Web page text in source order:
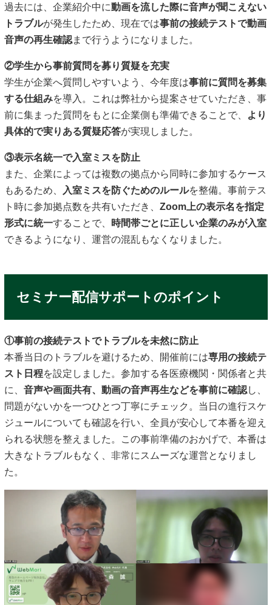
過去には、企業紹介中に動画を流した際に音声が聞こえない
トラブルが発生したため、現在では事前の接続テストで動画
音声の再生確認まで行うようになりました。
②学生から事前質問を募り質疑を充実
学生が企業へ質問しやすいよう、今年度は事前に質問を募集
する仕組みを導入。これは弊社から提案させていただき、事
前に集まった質問をもとに企業側も準備できることで、
より
具体的で実りある質疑応答が実現しました。
③表示名統一で入室ミスを防止
また、企業によっては複数の拠点から同時に参加するケース
もあるため、
入室ミスを防ぐためのルールを整備。事前テス
ト時に参加拠点数を共有いただき、 Zoom上の表示名を指定
形式に統一することで、
時間帯ごとに正しい企業のみが入室
できるようになり、運営の混乱もなくなりました。
セミナー配信サポートのポイント
①事前の接続テストでトラブルを未然に防止
本番当日のトラブルを避けるため、開催前には専用の接続テ
スト日程を設定しました。参加する各医療機関・関係者と共
に、 音声や画面共有、動画の音声再生などを事前に確認し、
問題がないかを一つひとつ丁寧にチェック。当日の進行スケ
ジュールについても確認を行い、全員が安心して本番を迎え
られる状態を整えました。この事前準備のおかげで、本番は
大きなトラブルもなく、非常にスムーズな運営となりまし
た。